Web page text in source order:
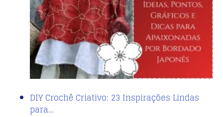
DIY Crochê Criativo: 23 Inspirações Lindas
para…